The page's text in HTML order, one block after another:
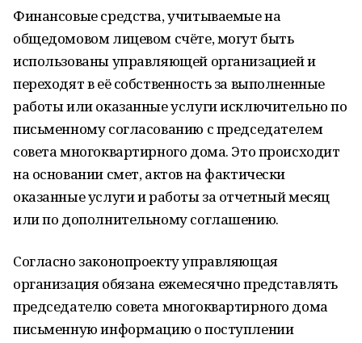
Финансовые средства, учитываемые на
общедомовом лицевом счёте, могут быть
использованы управляющей организацией и
переходят в её собственность за выполненные
работы или оказанные услуги исключительно по
письменному согласованию с председателем
совета многоквартирного дома. Это происходит
на основании смет, актов на фактически
оказанные услуги и работы за отчетный месяц
или по дополнительному соглашению.
Согласно законопроекту управляющая
организация обязана ежемесячно представлять
председателю совета многоквартирного дома
письменную информацию о поступлении